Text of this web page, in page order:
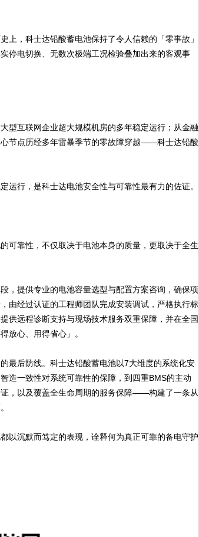
，科士达铅酸蓄电池保持了令人信赖的「零事故」
停电切换、无数次极端工况检验叠加出来的客观事
互联网企业超大规模机房的多年稳定运行；从金融
节点历经多年雷暴季节的零故障穿越——科士达铅酸
行，是科士达电池安全性与可靠性最有力的佐证。
靠性，不仅取决于电池本身的质量，更取决于全生
提供专业的电池容量选型与配置方案咨询，确保项
由经过认证的工程师团队完成安装调试，严格执行标
供远程诊断支持与现场技术服务双重保障，并在全国
放心、用得省心」。
后防线。科士达铅酸蓄电池以7大维度的系统化安
一致性对系统可靠性的保障，到四重BMS的主动
，以及覆盖全生命周期的服务保障——构建了一条从
沉默而笃定的表现，诠释何为真正可靠的备电守护